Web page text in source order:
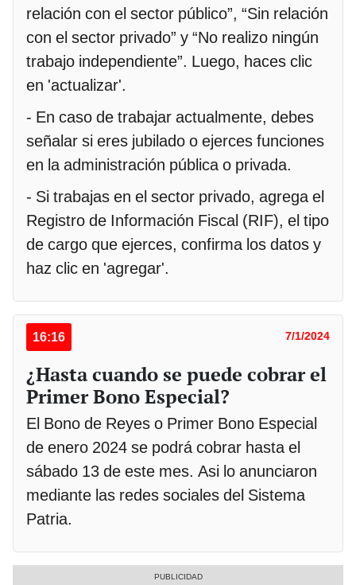
relación con el sector público”, “Sin relación
con el sector privado” y “No realizo ningún
trabajo independiente”. Luego, haces clic
en 'actualizar'.
- En caso de trabajar actualmente, debes
señalar si eres jubilado o ejerces funciones
en la administración pública o privada.
- Si trabajas en el sector privado, agrega el
Registro de Información Fiscal (RIF), el tipo
de cargo que ejerces, confirma los datos y
haz clic en 'agregar'.
16:16 7/1/2024
¿Hasta cuando se puede cobrar el
Primer Bono Especial?
El Bono de Reyes o Primer Bono Especial
de enero 2024 se podrá cobrar hasta el
sábado 13 de este mes. Asi lo anunciaron
mediante las redes sociales del Sistema
Patria.